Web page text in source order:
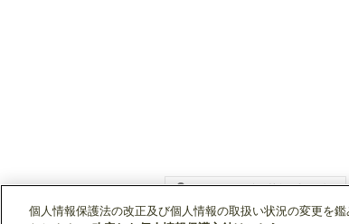
個人情報保護法の改正及び個人情報の取扱い状況の変更を